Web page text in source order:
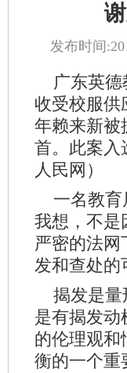
发布时间
广东英德
收受校服供
年赖来新被
首。此案入
人民网）
一名教育
我想，不是
严密的法
发和查处的
揭发是量
是有揭发动
的伦理观和
衡的一个重